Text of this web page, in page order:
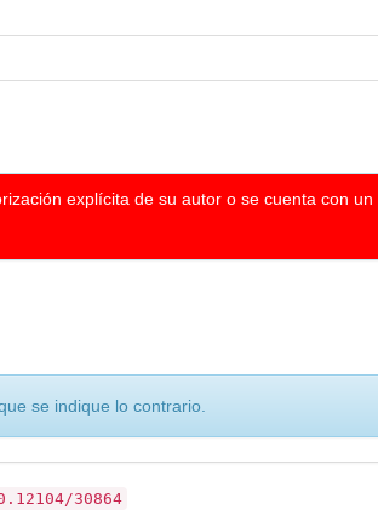
explícita de su autor o se cuenta con
se indique lo contrario.
30864